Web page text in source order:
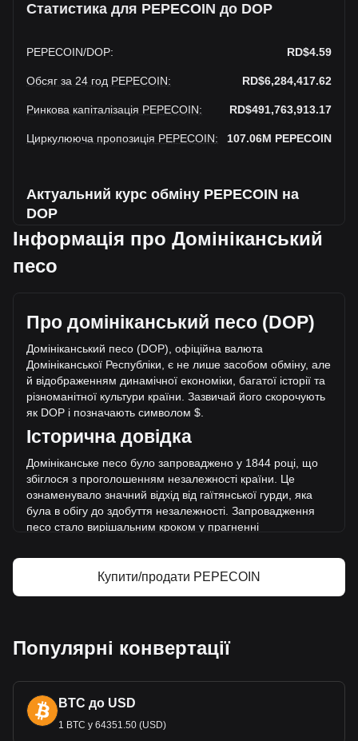
Статистика для PEPECOIN до DOP
PEPECOIN/DOP: RD$4.59
Обсяг за 24 год PEPECOIN: RD$6,284,417.62
Ринкова капіталізація PEPECOIN: RD$491,763,913.17
Циркулююча пропозиція PEPECOIN: 107.06M PEPECOIN
Актуальний курс обміну PEPECOIN на
DOP
PepeCoin до Домініканський песо цього тижня зростає.
Поточна ринкова ціна PepeCoin становить RD$4.59 за
циркулюючої пропозиції у розмірі 107,057,220
PEPECOIN. За останні 24 години обсяг торгівлі PepeCoin
впав на +26.28% (RD$1,307,969.75 DOP). Минулого
торгового дня обсяг торгівлі PEPECOIN склав
RD$4,976,447.88.
Більше інформації про PepeCoin на Bitget
Ціна PepeCoin
Прогноз ціни PepeCoin
Що таке PepeCoin (PEPECOIN)
Калькулятор прибутку PepeCoin
Інформація про Домініканський
песо
Про домініканський песо (DOP)
Домініканський песо (DOP), офіційна валюта
Домініканської Республіки, є не лише засобом обміну, але
й відображенням динамічної економіки, багатої історії та
різноманітної культури країни. Зазвичай його скорочують
як DOP і позначають символом $.
Історична довідка
Домініканське песо було запроваджено у 1844 році, що
збіглося з проголошенням незалежності країни. Це
ознаменувало значний відхід від гаїтянської гурди, яка
була в обігу до здобуття незалежності. Запровадження
песо стало вирішальним кроком у прагненні
та ідентичності.
Дизайн і символіка
видатні національні герої, такі як Хуан Пабло Дуарте,
якоговважають батьком домініканської незалежності.
країни. Таке поєднання історичних та культурних образів
не лише полегшує економічні транзакції, але й слугує
Купити/продати PEPECOIN
Популярні конвертації
BTC до USD
1 BTC у 64351.50 (USD)